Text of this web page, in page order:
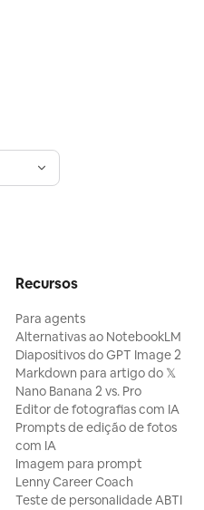
Recursos
Para agents
Alternativas ao NotebookLM
Diapositivos do GPT Image 2
Markdown para artigo do 𝕏
Nano Banana 2 vs. Pro
Editor de fotografias com IA
Prompts de edição de fotos
com IA
Imagem para prompt
Lenny Career Coach
Teste de personalidade ABTI